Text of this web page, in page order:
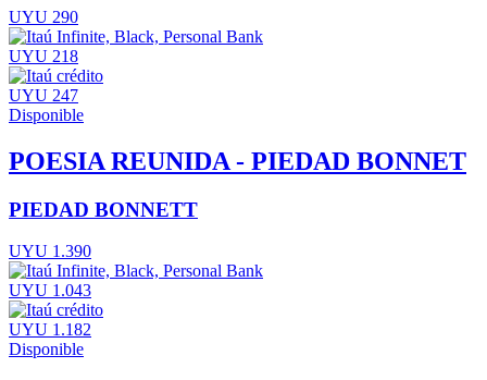
UYU 290
UYU 218
UYU 247
Disponible
POESIA REUNIDA - PIEDAD BONNET
PIEDAD BONNETT
UYU 1.390
UYU 1.043
UYU 1.182
Disponible